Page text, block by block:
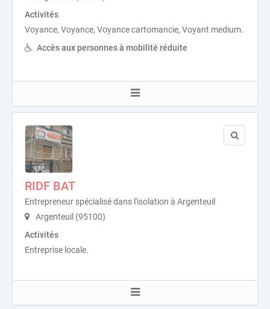
Activités
Voyance, Voyance, Voyance cartomancie, Voyant medium.
Accès aux personnes à mobilité réduite
RIDF BAT
Entrepreneur spécialisé dans l'isolation à Argenteuil
Argenteuil (95100)
Activités
Entreprise locale.